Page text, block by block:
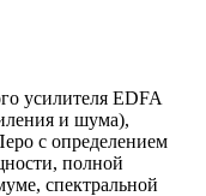
усилителя EDFA
и шума),
с определением
полной
спектральной